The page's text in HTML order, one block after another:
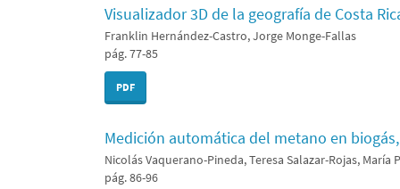
Visualizador 3D de la geografía de Costa
Franklin Hernández-Castro, Jorge Monge-Fallas
pág. 77-85
PDF
Medición automática del metano en
Nicolás Vaquerano-Pineda, Teresa Salazar-Rojas, María
pág. 86-96